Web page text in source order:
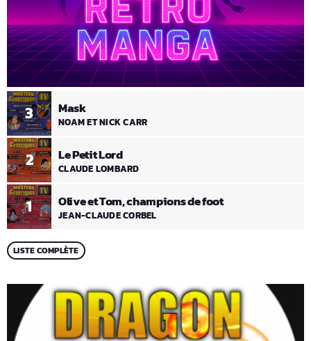
1 Olive et Tom, champions de foot
JEAN-CLAUDE CORBEL
2 Le Petit Lord
CLAUDE LOMBARD
3 Mask
NOAM ET NICK CARR
LISTE COMPLÈTE